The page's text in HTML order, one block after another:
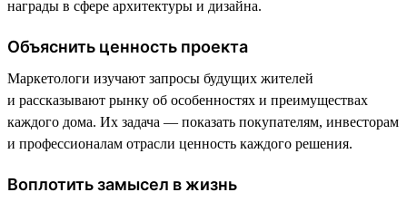
награды в сфере архитектуры и дизайна.
Объяснить ценность проекта
Маркетологи изучают запросы будущих жителей
и рассказывают рынку об особенностях и преимуществах
каждого дома. Их задача — показать покупателям, инвесторам
и профессионалам отрасли ценность каждого решения.
Воплотить замысел в жизнь